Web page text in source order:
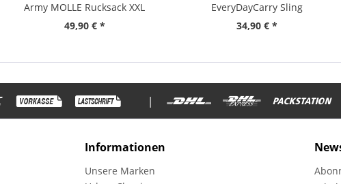
Army MOLLE Rucksack XXL
49,90 € *
EveryDayCarry Sling
Umhängetasche
34,90 € *
|
Informationen
Unsere Marken